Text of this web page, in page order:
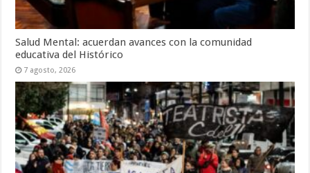
Salud Mental: acuerdan avances con la comunidad
educativa del Histórico
7 agosto, 2026